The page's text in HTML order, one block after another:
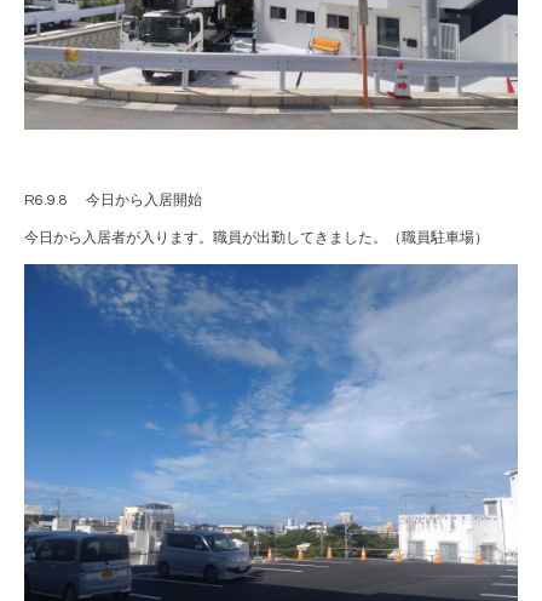
R6.9.8 今日から入居開始
今日から入居者が入ります。職員が出勤してきました。（職員駐車場）